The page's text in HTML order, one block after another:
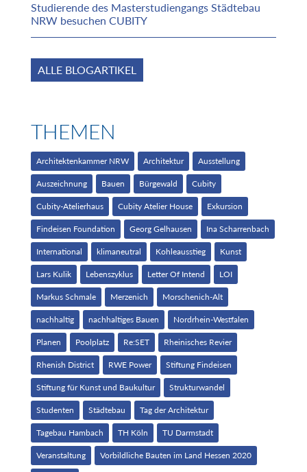
Studierende des Masterstudiengangs Städtebau
NRW besuchen CUBITY
ALLE BLOGARTIKEL
THEMEN
Architektenkammer NRW Architektur Ausstellung
Auszeichnung Bauen Bürgewald Cubity
Cubity-Atelierhaus Cubity Atelier House Exkursion
Findeisen Foundation Georg Gelhausen Ina Scharrenbach
International klimaneutral Kohleausstieg Kunst
Lars Kulik Lebenszyklus Letter Of Intend LOI
Markus Schmale Merzenich Morschenich-Alt
nachhaltig nachhaltiges Bauen Nordrhein-Westfalen
Planen Poolplatz Re:SET Rheinisches Revier
Rhenish District RWE Power Stiftung Findeisen
Stiftung für Kunst und Baukultur Strukturwandel
Studenten Städtebau Tag der Architektur
Tagebau Hambach TH Köln TU Darmstadt
Veranstaltung Vorbildliche Bauten im Land Hessen 2020